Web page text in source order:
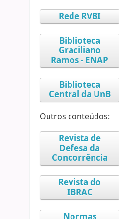
Rede RVBI
Biblioteca
Graciliano
Ramos - ENAP
Biblioteca
Central da UnB
Outros conteúdos:
Revista de
Defesa da
Concorrência
Revista do
IBRAC